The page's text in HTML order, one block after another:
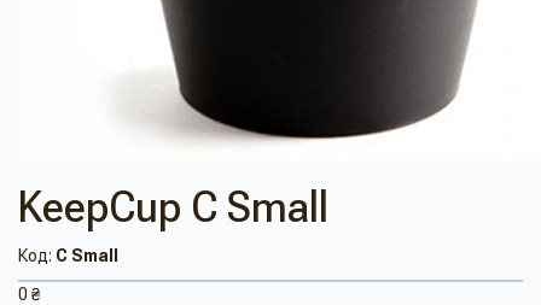
KeepCup C Small
Код: C Small
0 ₴